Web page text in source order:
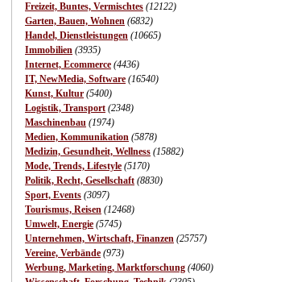
Freizeit, Buntes, Vermischtes (12122)
Garten, Bauen, Wohnen (6832)
Handel, Dienstleistungen (10665)
Immobilien (3935)
Internet, Ecommerce (4436)
IT, NewMedia, Software (16540)
Kunst, Kultur (5400)
Logistik, Transport (2348)
Maschinenbau (1974)
Medien, Kommunikation (5878)
Medizin, Gesundheit, Wellness (15882)
Mode, Trends, Lifestyle (5170)
Politik, Recht, Gesellschaft (8830)
Sport, Events (3097)
Tourismus, Reisen (12468)
Umwelt, Energie (5745)
Unternehmen, Wirtschaft, Finanzen (25757)
Vereine, Verbände (973)
Werbung, Marketing, Marktforschung (4060)